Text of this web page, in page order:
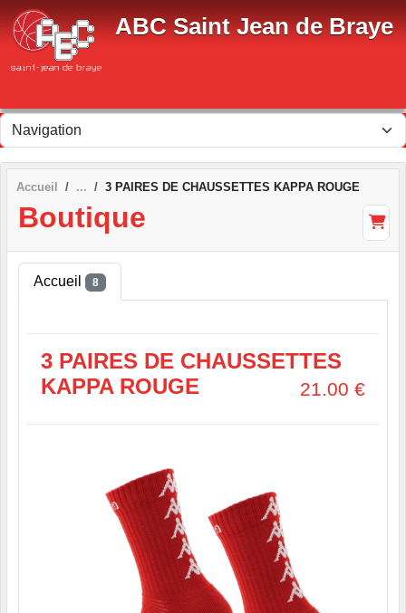
ABC Saint Jean de Braye
Accueil 3 PAIRES DE CHAUSSETTES KAPPA ROUGE
Boutique
Accueil 8
3 PAIRES DE CHAUSSETTES
KAPPA ROUGE
21.00 €
Panneau de gestion des cookies